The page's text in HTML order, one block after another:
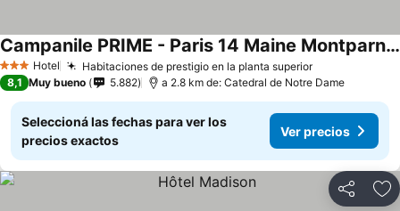
3 Estrellas
Hotel Habitaciones de prestigio en la planta superiorVer precios
Campanile PRIME - Paris 14 Maine Montparnasse
Ver precios
8,1 Muy bueno 5.882 a 2.8 km de: Catedral de Notre Dame
Seleccioná las fechas para ver los
precios exactos
Ver precios
Compartir